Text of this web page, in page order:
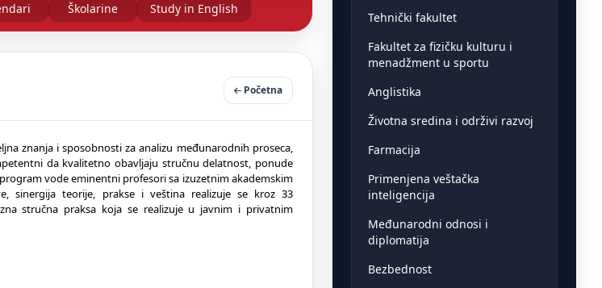
Školarine Study in English
Početna
znanja i sposobnosti za analizu međunarodnih proseca,
da kvalitetno obavljaju stručnu delatnost, ponude
vode eminentni profesori sa izuzetnim akademskim
sinergija teorije, prakse i veština realizuje se kroz 33
stručna praksa koja se realizuje u javnim i privatnim
Tehnički fakultet
Fakultet za fizičku kulturu i
menadžment u sportu
Anglistika
Životna sredina i održivi razvoj
Farmacija
Primenjena veštačka
inteligencija
Međunarodni odnosi i
diplomatija
Bezbednost